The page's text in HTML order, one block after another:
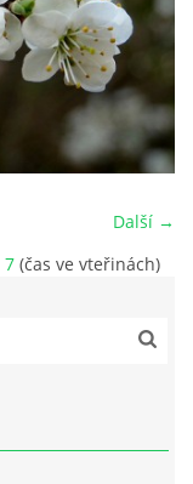
Další →
7 (čas ve vteřinách)